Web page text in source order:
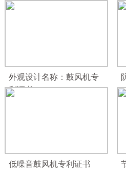
术产品证书
外观设计名称：鼓风机专
利证书
低噪音鼓风机专利证书